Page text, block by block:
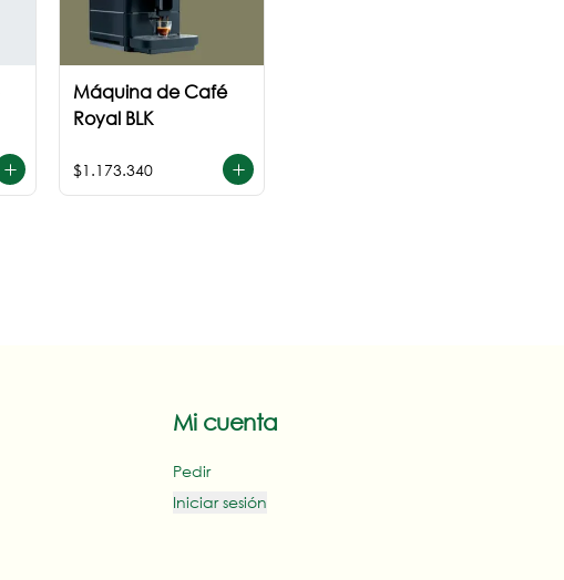
Máquina de Café
Royal BLK
$1.173.340
Mi cuenta
Pedir
Iniciar sesión